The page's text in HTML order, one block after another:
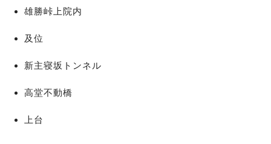
雄勝峠上院内
及位
新主寝坂トンネル
高堂不動橋
上台